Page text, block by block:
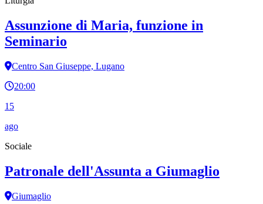
Assunzione di Maria, funzione in
Seminario
Centro San Giuseppe, Lugano
20:00
15
ago
Sociale
Patronale dell'Assunta a Giumaglio
Giumaglio